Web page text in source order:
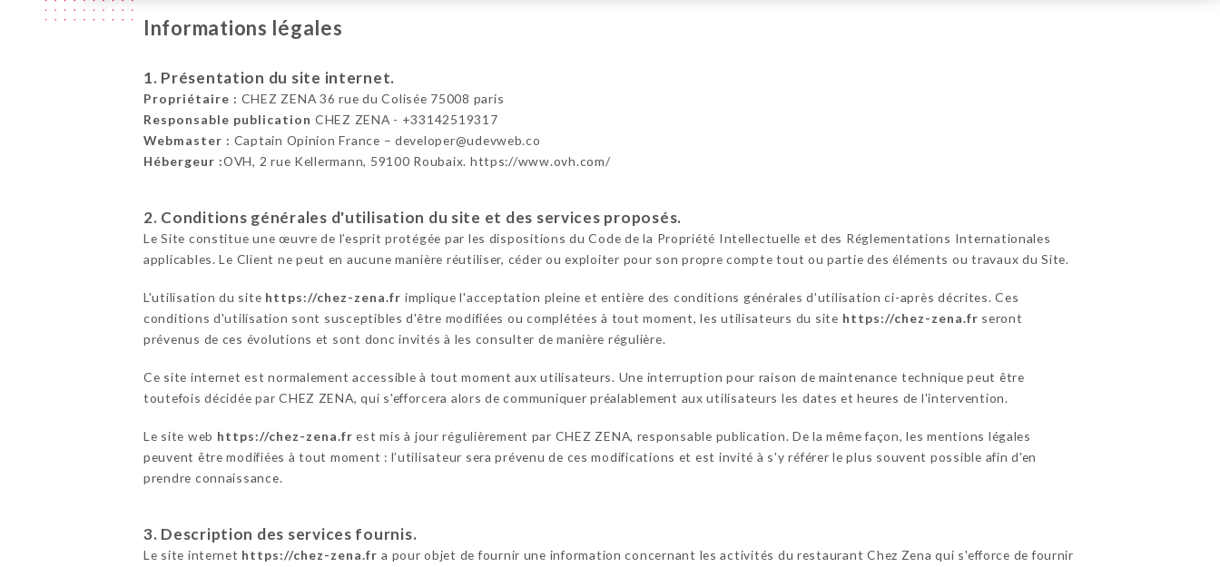
Informations légales
1. Présentation du site internet.
Propriétaire : CHEZ ZENA 36 rue du Colisée 75008 paris
Responsable publication CHEZ ZENA - +33142519317
Webmaster : Captain Opinion France – developer@udevweb.co
Hébergeur :OVH, 2 rue Kellermann, 59100 Roubaix. https://www.ovh.com/
2. Conditions générales d'utilisation du site et des services proposés.
Le Site constitue une œuvre de l’esprit protégée par les dispositions du Code de la Propriété Intellectuelle et des Réglementations Internationales
applicables. Le Client ne peut en aucune manière réutiliser, céder ou exploiter pour son propre compte tout ou partie des éléments ou travaux du Site.
L'utilisation du site https://chez-zena.fr implique l'acceptation pleine et entière des conditions générales d'utilisation ci-après décrites. Ces
conditions d'utilisation sont susceptibles d'être modifiées ou complétées à tout moment, les utilisateurs du site https://chez-zena.fr seront
prévenus de ces évolutions et sont donc invités à les consulter de manière régulière.
Ce site internet est normalement accessible à tout moment aux utilisateurs. Une interruption pour raison de maintenance technique peut être
toutefois décidée par CHEZ ZENA, qui s'efforcera alors de communiquer préalablement aux utilisateurs les dates et heures de l'intervention.
Le site web https://chez-zena.fr est mis à jour régulièrement par CHEZ ZENA, responsable publication. De la même façon, les mentions légales
peuvent être modifiées à tout moment : l’utilisateur sera prévenu de ces modifications et est invité à s'y référer le plus souvent possible afin d'en
prendre connaissance.
3. Description des services fournis.
Le site internet https://chez-zena.fr a pour objet de fournir une information concernant les activités du restaurant Chez Zena qui s'efforce de fournir